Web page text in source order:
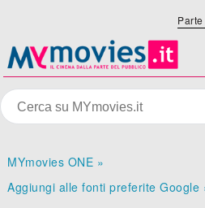
MYmovies ONE »
Aggiungi alle fonti preferite Google